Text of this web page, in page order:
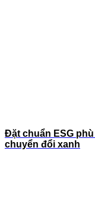
Đặt chuẩn ESG
chuyển đổi xanh